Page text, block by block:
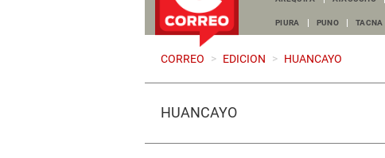
PIURA PUNO TACNA
CORREO > EDICION > HUANCAYO
HUANCAYO